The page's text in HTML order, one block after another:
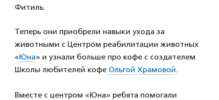
Фитиль.
Теперь они приобрели навыки ухода за
животными с Центром реабилитации животных
«Юна» и узнали больше про кофе с создателем
Школы любителей кофе Ольгой Храмовой.
Вместе с центром «Юна» ребята помогали